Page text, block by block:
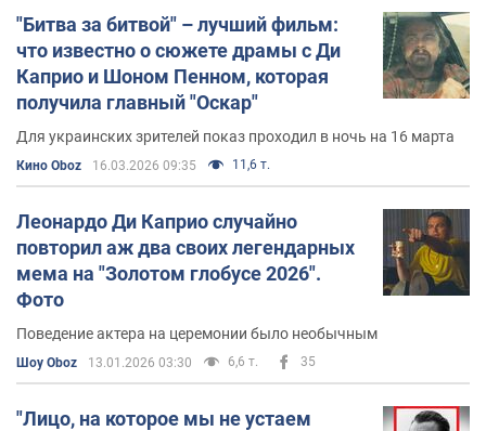
"Битва за битвой" – лучший фильм:
что известно о сюжете драмы с Ди
Каприо и Шоном Пенном, которая
получила главный "Оскар"
Для украинских зрителей показ проходил в ночь на 16 марта
Кино Oboz 16.03.2026 09:35 11,6 т.
Леонардо Ди Каприо случайно
повторил аж два своих легендарных
мема на "Золотом глобусе 2026".
Фото
Поведение актера на церемонии было необычным
Шоу Oboz 13.01.2026 03:30 6,6 т. 35
"Лицо, на которое мы не устаем